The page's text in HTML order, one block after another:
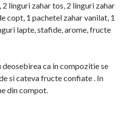
linguri zahar tos, 2 linguri zahar
copt, 1 pachetel zahar vanilat, 1
lapte, stafide, arome, fructe
deosebirea ca in compozitie se
si cateva fructe confiate . In
din compot.